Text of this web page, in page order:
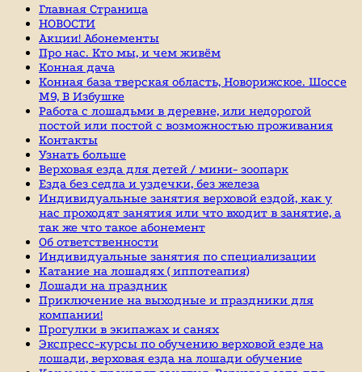
Главная Страница
НОВОСТИ
Акции! Абонементы
Про нас. Кто мы, и чем живём
Конная дача
Конная база тверская область, Новорижское. Шоссе
М9, В Избушке
Работа с лошадьми в деревне, или недорогой
постой или постой с возможностью проживания
Контакты
Узнать больше
Верховая езда для детей / мини- зоопарк
Езда без седла и уздечки, без железа
Индивидуальные занятия верховой ездой, как у
нас проходят занятия или что входит в занятие, а
так же что такое абонемент
Об ответственности
Индивидуальные занятия по специализации
Катание на лошадях ( иппотеапия)
Лошади на праздник
Приключение на выходные и праздники для
компании!
Прогулки в экипажах и санях
Экспресс-курсы по обучению верховой езде на
лошади, верховая езда на лошади обучение